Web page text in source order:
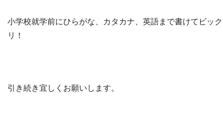
小学校就学前にひらがな、カタカナ、英語まで書けてビック
リ！
引き続き宜しくお願いします。